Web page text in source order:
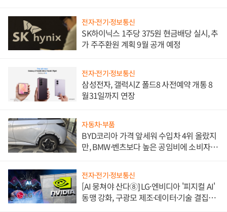
전자·전기·정보통신
SK하이닉스 1주당 375원 현금배당 실시, 추
가 주주환원 계획 9월 공개 예정
전자·전기·정보통신
삼성전자, 갤럭시Z 폴드8 사전예약 개통 8
월31일까지 연장
자동차·부품
BYD코리아 가격 앞세워 수입차 4위 올랐지
만, BMW·벤츠보다 높은 공임비에 소비자
전자·전기·정보통신
[AI 뭉쳐야 산다⑧] LG·엔비디아 '피지컬 AI'
동맹 강화, 구광모 제조·데이터·기술 결집